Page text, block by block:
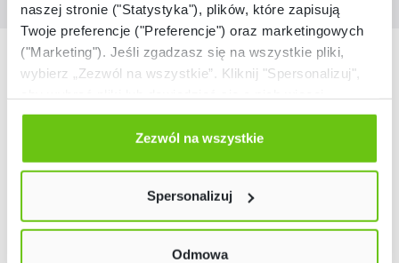
naszej stronie ("Statystyka"), plików, które zapisują
Twoje preferencje ("Preferencje") oraz marketingowych
("Marketing"). Jeśli zgadzasz się na wszystkie pliki,
wybierz „Zezwól na wszystkie”. Kliknij "Spersonalizuj",
Odmów zgody poprzez przycisk „Odmowa”. Wtedy
użyjemy tylko plików niezbędnych dla naszej strony.
Twój wybór możesz zmienić przez kliknięcie przycisku w
Polityce prywatności
Zezwól na wszystkie
Spersonalizuj
Odmowa
Nasze marki